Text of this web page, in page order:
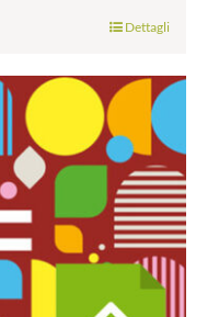
Dettagli